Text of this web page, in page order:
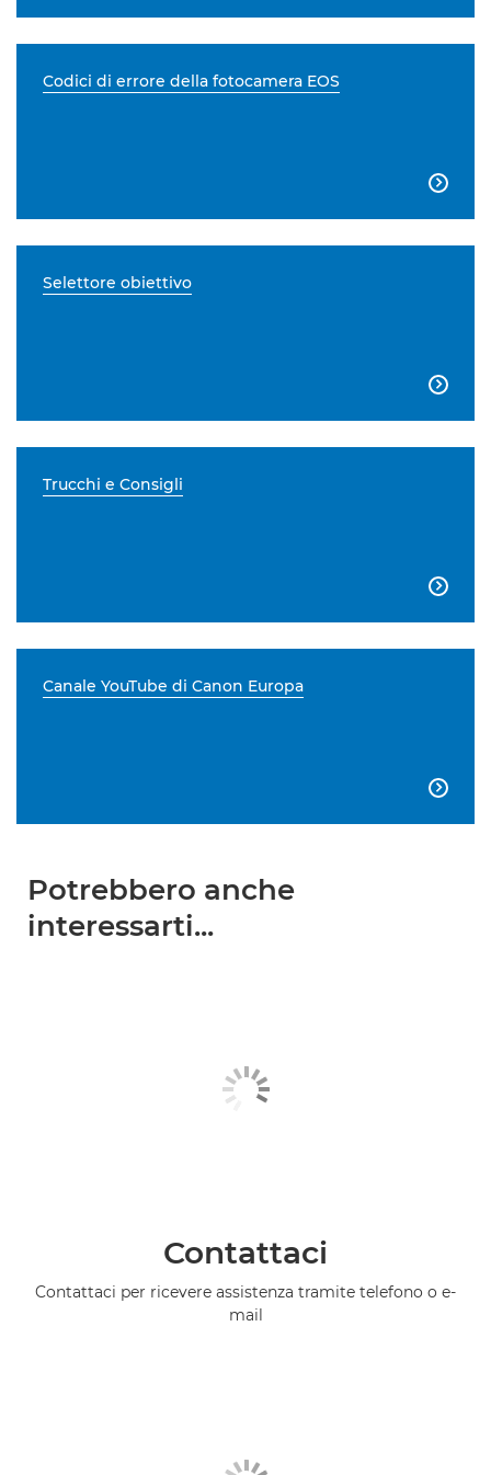
Codici di errore della fotocamera EOS

Selettore obiettivo

Trucchi e Consigli

Canale YouTube di Canon Europa

Potrebbero anche
interessarti...
Contattaci
Contattaci per ricevere assistenza tramite telefono o e-
mail